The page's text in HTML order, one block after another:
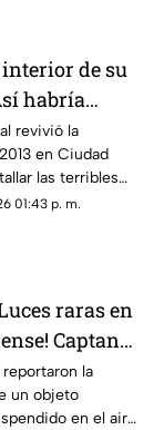
interior de su
habría
de las
la
de una
en Ciudad
revivió la
en Ciudad
las terribles
que
01:43 p. m.
raras en
Captan
forma
un OVNI
la
un objeto
en el aire